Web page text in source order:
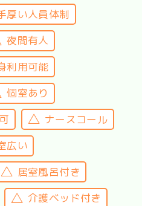
厚い人員体制
夜間有人
利用可能
個室あり
ナースコール
広い
居室風呂付き
介護ベッド付き